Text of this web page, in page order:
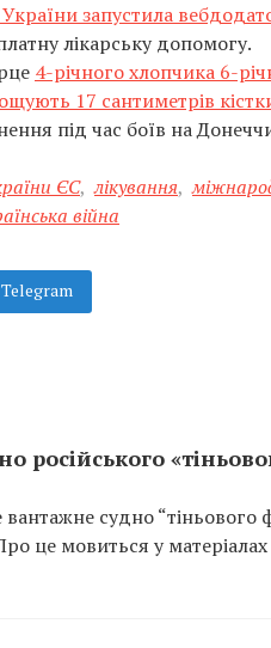
запустила
лікарську допомогу.
4-річного хлопчика 6-
17 сантиметрів
під час боїв на
ЄС, лікування,
війна
Telegram
російського
судно “тіньового
це мовиться у